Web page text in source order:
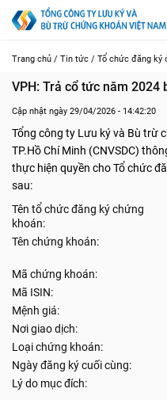
Trang chủ / Tin tức / Tổ chức đăng ký
VPH: Trả cổ tức năm 2024
Cập nhật ngày 29/04/2026 - 14:42:20
Tổng công ty Lưu ký và Bù trừ
TP.Hồ Chí Minh (CNVSDC)
thực hiện quyền cho Tổ chức
sau:
Tên tổ chức đăng ký chứng
khoán:
Tên chứng khoán:
Mã chứng khoán:
Mã ISIN:
Mệnh giá:
Nơi giao dịch:
Loại chứng khoán:
Ngày đăng ký cuối cùng:
Lý do mục đích: